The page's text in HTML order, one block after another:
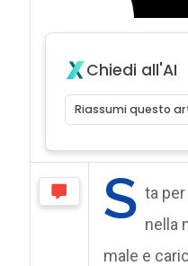
Chiedi all'AI
Riassumi questo
S ta
nella
male e